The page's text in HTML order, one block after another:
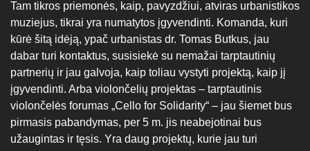
Tam tikros priemonės, kaip, pavyzdžiui, atviras urbanistikos
muziejus, tikrai yra numatytos įgyvendinti. Komanda, kuri
kūrė šitą idėją, ypač urbanistas dr. Tomas Butkus, jau
dabar turi kontaktus, susisiekė su nemažai tarptautinių
partnerių ir jau galvoja, kaip toliau vystyti projektą, kaip jį
įgyvendinti. Arba violončelių projektas – tarptautinis
violončelės forumas „Cello for Solidarity“ – jau šiemet bus
pirmasis pabandymas, per 5 m. jis neabejotinai bus
užaugintas ir tęsis. Yra daug projektų, kurie jau turi